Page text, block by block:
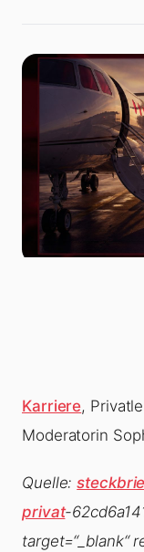
Karriere,
Moderatorin
Quelle:
privat-
target=“_blank“